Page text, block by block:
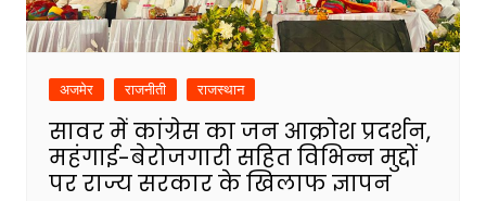
अजमेर राजनीती राजस्थान
सावर में कांग्रेस का जन आक्रोश प्रदर्शन,
महंगाई-बेरोजगारी सहित विभिन्न मुद्दों
पर राज्य सरकार के खिलाफ ज्ञापन